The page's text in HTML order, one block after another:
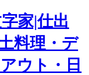
家|仕出
料理・デ
ウト・日